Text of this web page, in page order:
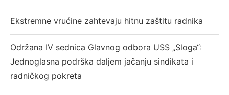
Ekstremne vrućine zahtevaju hitnu zaštitu radnika
Održana IV sednica Glavnog odbora USS „Sloga“:
Jednoglasna podrška daljem jačanju sindikata i
radničkog pokreta